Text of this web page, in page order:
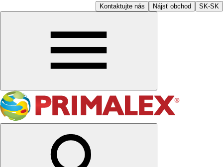
Kontaktujte nás Nájsť obchod SK-SK